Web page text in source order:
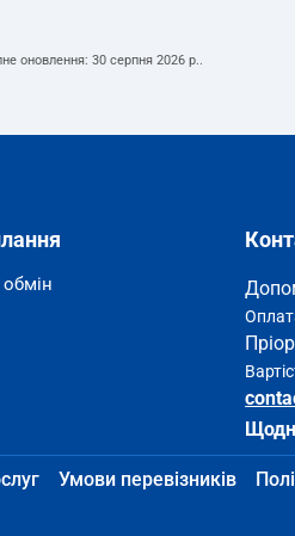
оновлення: 30 серпня 2026 р..
Умови перевізників